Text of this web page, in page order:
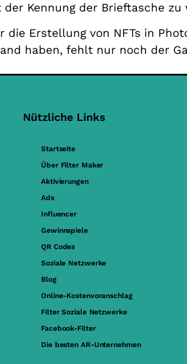
Kennung der Brieftasche
die Erstellung von NFTs in
haben, fehlt nur noch der
Nützliche Links
Startseite
Über Filter Maker
Aktivierungen
Ads
Influencer
Gewinnspiele
QR Codes
Soziale Netzwerke
Blog
Online-Kostenvoranschlag
Filter Soziale Netzwerke
Facebook-Filter
Die besten AR-Unternehmen